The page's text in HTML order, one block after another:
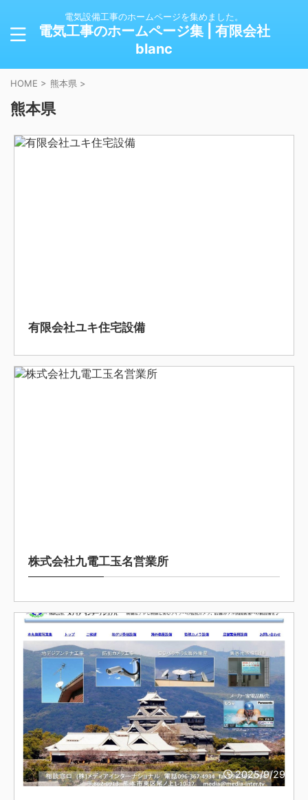
電気設備工事のホームページを集めました。
電気工事のホームページ集 | 有限会社
blanc
HOME > 熊本県 >
熊本県
有限会社ユキ住宅設備
株式会社九電工玉名営業所
2025/9/29